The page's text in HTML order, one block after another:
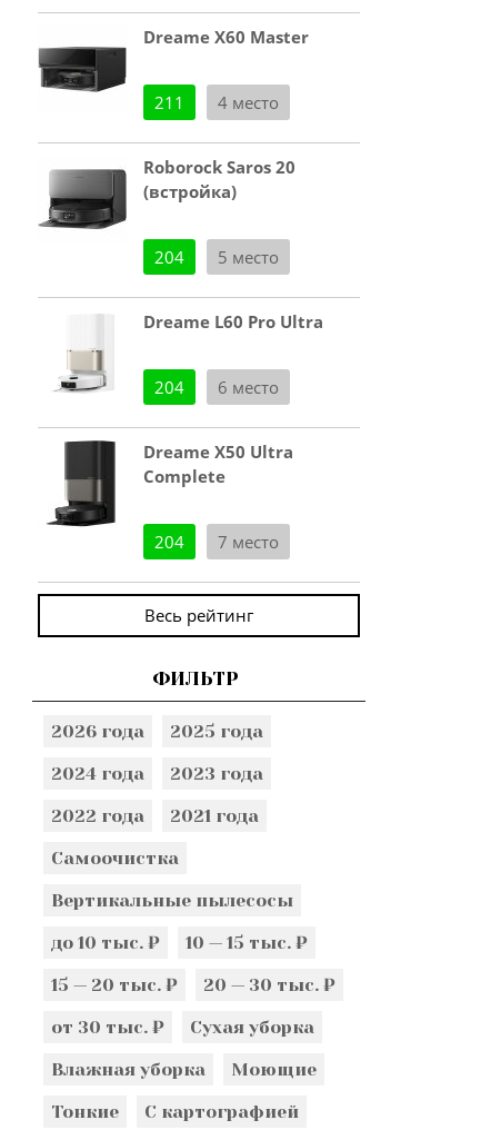
Dreame X60 Master
211 4 место
Roborock Saros 20
(встройка)
204 5 место
Dreame L60 Pro Ultra
204 6 место
Dreame X50 Ultra
Complete
204 7 место
Весь рейтинг
ФИЛЬТР
2026 года
2025 года
2024 года
2023 года
2022 года
2021 года
Самоочистка
Вертикальные пылесосы
до 10 тыс. ₽
10 — 15 тыс. ₽
15 — 20 тыс. ₽
20 — 30 тыс. ₽
от 30 тыс. ₽
Сухая уборка
Влажная уборка
Моющие
Тонкие
С картографией